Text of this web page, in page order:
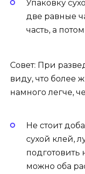
Упаковку
две равные
часть, а
Совет: При
виду, что более
намного легче,
Не стоит
сухой клей,
подготовить
можно оба